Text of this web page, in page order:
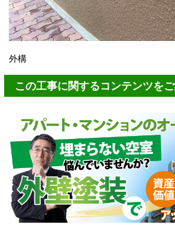
外構
この工事に関するコンテンツを